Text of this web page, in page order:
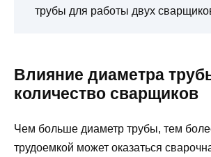
трубы для работы двух
Влияние диаметра
количество сварщиков
Чем больше диаметр трубы, тем
трудоемкой может оказаться